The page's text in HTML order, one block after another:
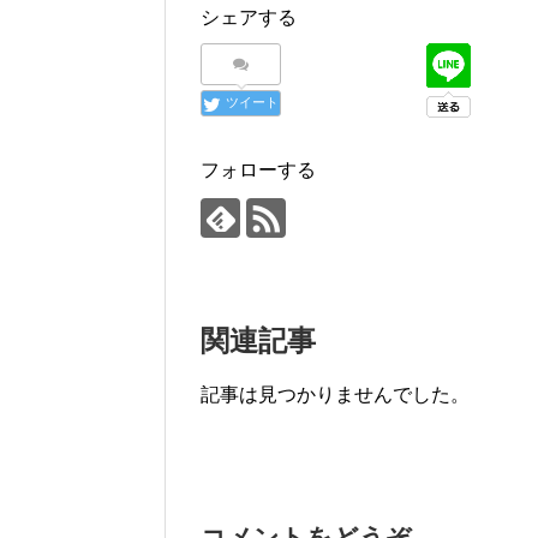
シェアする
ツイート
フォローする
関連記事
記事は見つかりませんでした。